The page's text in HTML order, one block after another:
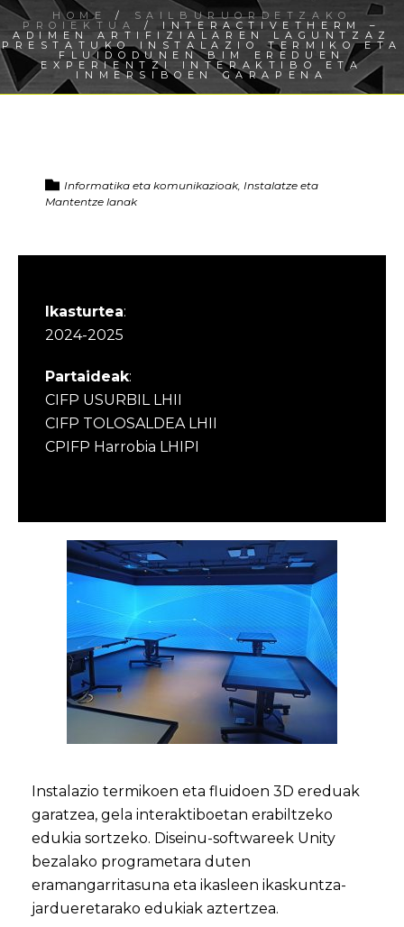
HOME / SAILBURUORDETZAKO
PROIEKTUA / INTERACTIVETHERM –
ADIMEN ARTIFIZIALAREN LAGUNTZAZ
PRESTATUKO INSTALAZIO TERMIKO ETA
FLUIDODUNEN BIM EREDUEN
EXPERIENTZI INTERAKTIBO ETA
INMERSIBOEN GARAPENA
Informatika eta komunikazioak, Instalatze eta
Mantentze lanak
Ikasturtea:
2024-2025
Partaideak:
CIFP USURBIL LHII
CIFP TOLOSALDEA LHII
CPIFP Harrobia LHIPI
Instalazio termikoen eta fluidoen 3D ereduak
garatzea, gela interaktiboetan erabiltzeko
edukia sortzeko. Diseinu-softwareek Unity
bezalako programetara duten
eramangarritasuna eta ikasleen ikaskuntza-
jardueretarako edukiak aztertzea.